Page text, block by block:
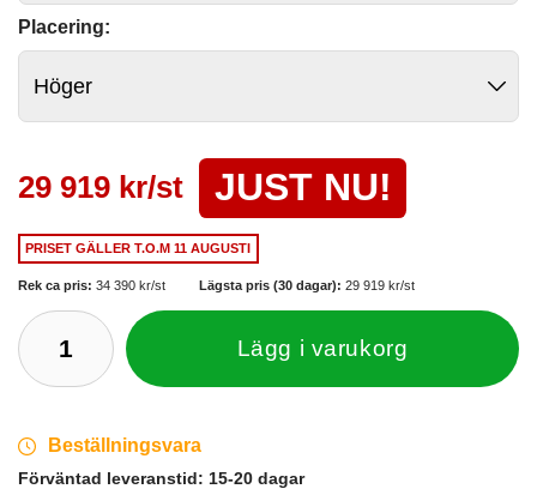
Placering:
29 919 kr/st JUST NU!
PRISET GÄLLERT.O.M 11 AUGUSTI
Rek ca pris: 34 390 kr/st Lägsta pris (30 dagar): 29 919 kr/st
Lägg i varukorg
Beställningsvara
Förväntad leveranstid: 15-20 dagar